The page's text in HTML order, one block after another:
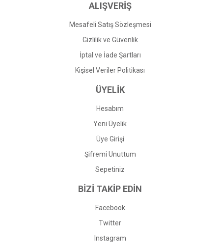
ALIŞVERİŞ
Mesafeli Satış Sözleşmesi
Gizlilik ve Güvenlik
İptal ve İade Şartları
Kişisel Veriler Politikası
ÜYELİK
Hesabım
Yeni Üyelik
Üye Girişi
Şifremi Unuttum
Sepetiniz
BİZİ TAKİP EDİN
Facebook
Twitter
Instagram